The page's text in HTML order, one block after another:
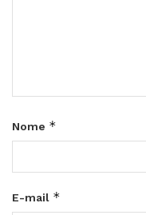
Nome *
E-mail *